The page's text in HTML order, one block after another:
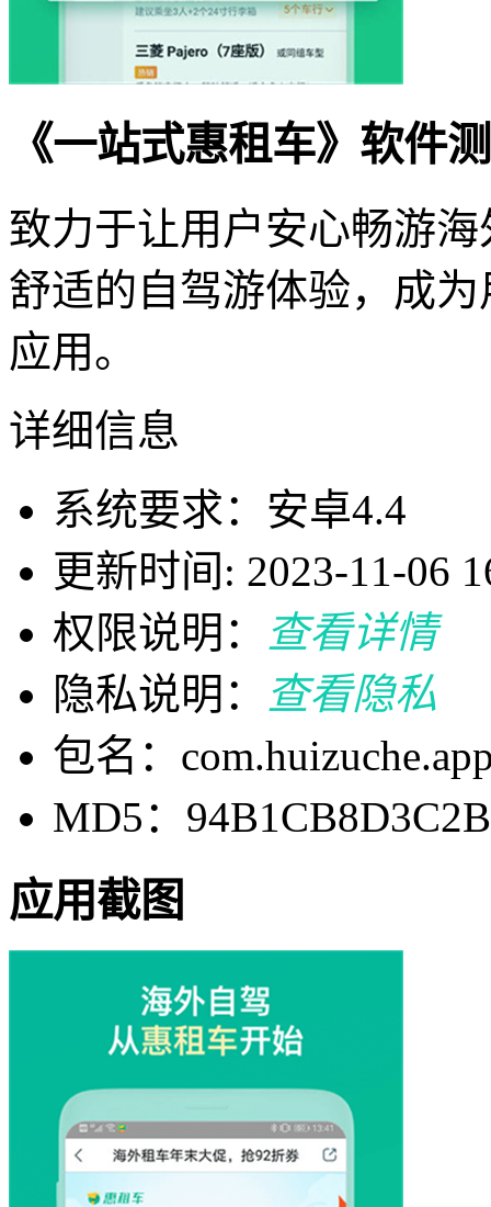
《一站式惠租车》软件
致力于让用户安心畅游
舒适的自驾游体验，成
应用。
详细信息
系统要求：安卓4.4
更新时间: 2023-11-06
权限说明：
查看详情
隐私说明：
查看隐私
包名：
MD5：
应用截图